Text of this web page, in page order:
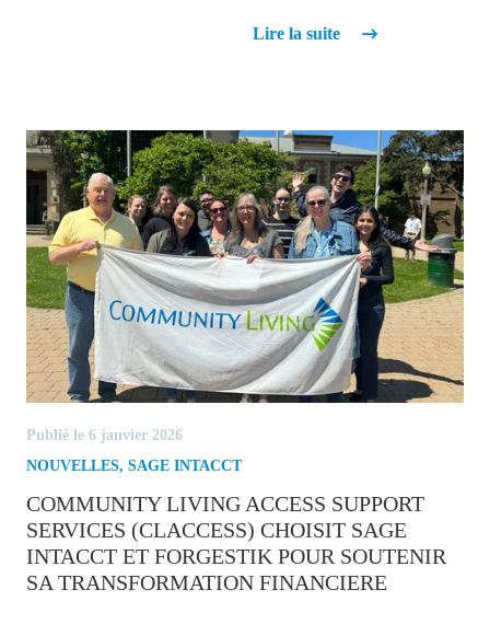
Lire la suite
Publié le 6 janvier 2026
NOUVELLES, SAGE INTACCT
COMMUNITY LIVING ACCESS SUPPORT
SERVICES (CLACCESS) CHOISIT SAGE
INTACCT ET FORGESTIK POUR SOUTENIR
SA TRANSFORMATION FINANCIERE